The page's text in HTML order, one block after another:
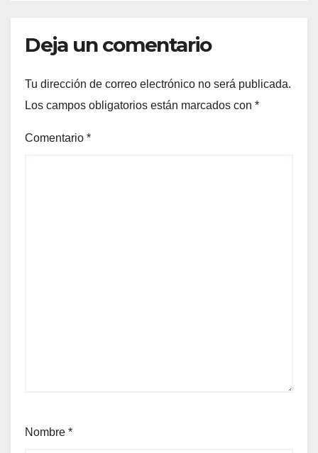
Deja un comentario
Tu dirección de correo electrónico no será publicada.
Los campos obligatorios están marcados con *
Comentario *
Nombre *